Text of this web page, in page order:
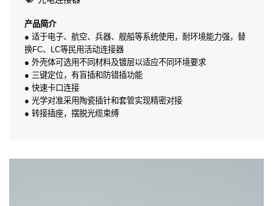
产品简介
● 适于电子、航空、兵器、舰船等系统使用，耐环境能力强，替
换FC、LC等民用活动连接器
● 外壳体可选用不同材料及镀层以适应不同环境要求
● 三键定位，有盲插和防错插功能
● 快速卡口连接
● 光学对准采用陶瓷插针和套管实现精密对接
● 转接插座，摆脱光缆束缚